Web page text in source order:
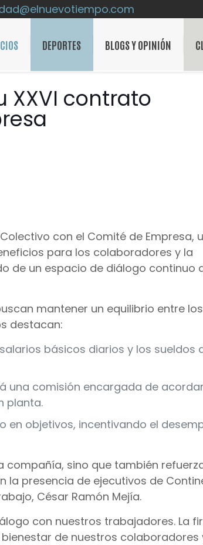
DEPORTES BLOGS Y OPINIÓN
XXVI contrato
con el Comité de Empresa,
para los colaboradores y la
de un espacio de diálogo continuo
mantener un equilibrio entre los
destacan:
básicos diarios y los sueldos
una comisión encargada de
planta.
objetivos, incentivando el
sino que también
presencia de ejecutivos de
César Ramón Mejía.
con nuestros trabajadores. La
de nuestros colaboradores